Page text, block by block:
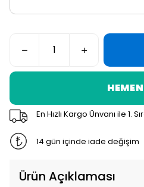
En Hızlı Kargo Ünvanı ile 1.
14 gün içinde iade değişim
Ürün Açıklaması